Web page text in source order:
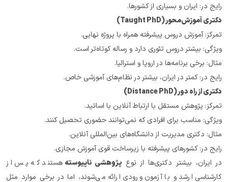
رایج در: ایران و بسیاری از کشورها.
دکتری آموزش‌محور (Taught PhD)
تمرکز: آموزش دروس پیشرفته همراه با پروژه نهایی.
ویژگی: بیشتر دروس تئوری دارد و رساله کوتاه‌تر است.
مثال: برخی برنامه‌ها در اروپا و استرالیا.
رایج در: کمتر در ایران، بیشتر در نظام‌های آموزشی خاص.
دکتری از راه دور (Distance PhD)
تمرکز: پژوهش مستقل با ارتباط آنلاین با اساتید.
ویژگی: مناسب برای افرادی که نمی‌توانند حضوری تحصیل کنند.
مثال: دکتری مدیریت از دانشگاه‌های بین‌المللی آنلاین.
رایج در: کشورهای پیشرفته با زیرساخت قوی آموزش مجازی.
در ایران، بیشتر دکتری‌ها از نوع
پژوهشی ناپیوسته